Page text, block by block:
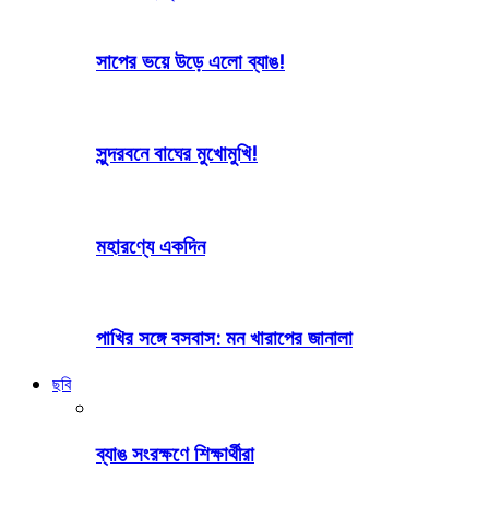
সাপের ভয়ে উড়ে এলো ব্যাঙ!
সুন্দরবনে বাঘের মুখোমুখি!
মহারণ্যে একদিন
পাখির সঙ্গে বসবাস: মন খারাপের জানালা
ছবি
ব্যাঙ সংরক্ষণে শিক্ষার্থীরা